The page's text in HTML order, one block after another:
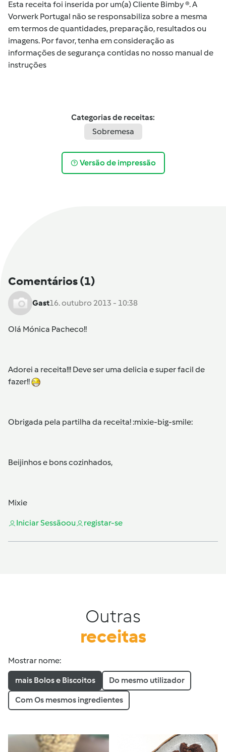
Esta receita foi inserida por um(a) Cliente Bimby ®. A
Vorwerk Portugal não se responsabiliza sobre a mesma
em termos de quantidades, preparação, resultados ou
imagens. Por favor, tenha em consideração as
informações de segurança contidas no nosso manual de
instruções
Categorias de receitas:
Sobremesa
Versão de impressão
Comentários(1)
Gast16. outubro 2013 - 10:38
Olá Mónica Pacheco!!
Adorei a receita!!! Deve ser uma delicia e super facil de
fazer!!
Obrigada pela partilha da receita! :mixie-big-smile:
Beijinhos e bons cozinhados,
Mixie
Iniciar Sessãoou registar-se
Outras
receitas
Mostrar nome:
mais Bolos e Biscoitos Do mesmo utilizador
Com Os mesmos ingredientes